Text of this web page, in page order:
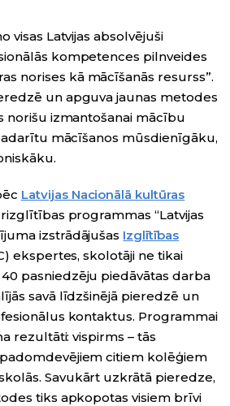
visas Latvijas absolvējuši
kompetences pilnveides
norises kā mācīšanās resurss”.
un apguva jaunas metodes
izmantošanai mācību
mācīšanos mūsdienīgāku,
Latvijas Nacionālā kultūras
programmas “Latvijas
izstrādājušas Izglītības
ekspertes, skolotāji ne tikai
pasniedzēju piedāvātas darba
savā līdzšinējā pieredzē un
kontaktus. Programmai
rezultāti: vispirms – tās
citiem kolēģiem
Savukārt uzkrātā pieredze,
tiks apkopotas visiem brīvi